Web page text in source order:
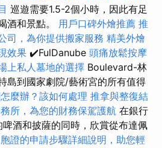
巡遊需要1.5-2個小時，因此有足
酒和景點。 用戶口碑外燴推薦 推
司，為你提供搬家服務 精美外燴
效果 ✔️FulDanube 頭痛放鬆按摩
上私人墓地的選擇 Boulevard-林
島到國家劇院/藝術宮的所有值得
麼辦？該如何處理 推拿與整復結
所，為您的財務保駕護航 在銀行
酒和披薩的同時，欣賞從布達佩
證的申請步驟詳細說明，助您輕